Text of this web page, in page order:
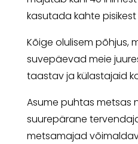
kasutada kahte
Kõige olulisem põhjus,
suvepäevad meie
taastav ja külastajaid
Asume puhtas metsas
suurepärane
metsamajad